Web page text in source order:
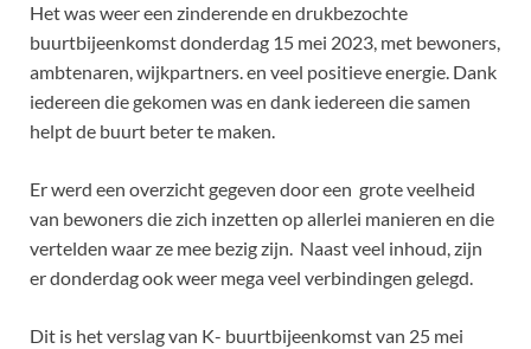
Het was weer een zinderende en drukbezochte
buurtbijeenkomst donderdag 15 mei 2023, met bewoners,
ambtenaren, wijkpartners. en veel positieve energie. Dank
iedereen die gekomen was en dank iedereen die samen
helpt de buurt beter te maken.
Er werd een overzicht gegeven door een grote veelheid
van bewoners die zich inzetten op allerlei manieren en die
vertelden waar ze mee bezig zijn. Naast veel inhoud, zijn
er donderdag ook weer mega veel verbindingen gelegd.
Dit is het verslag van K- buurtbijeenkomst van 25 mei